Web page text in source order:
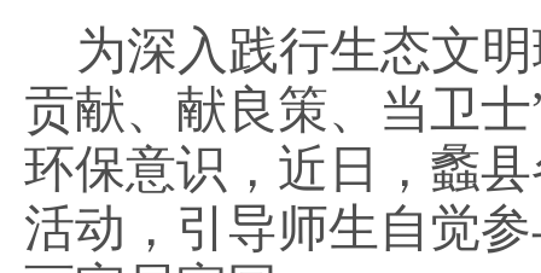
为深入践行生态文
贡献、献良策、当卫
环保意识，近日，蠡
活动，引导师生自觉